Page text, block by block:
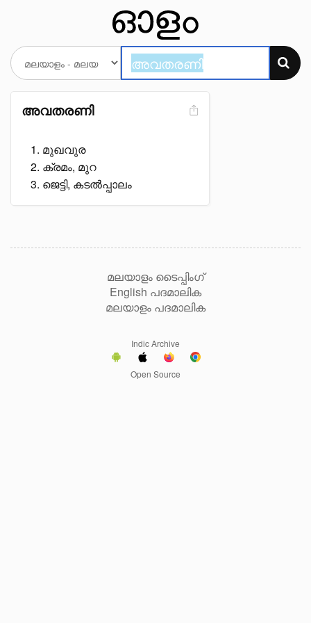
അവതരണി
മുഖവുര
ക്രമം, മുറ
ജെട്ടി, കടൽപ്പാലം
മലയാളം ടൈപ്പിംഗ്
English പദമാലിക
മലയാളം പദമാലിക
Indic Archive
Open Source